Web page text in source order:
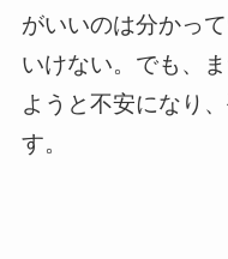
がいいのは分かっ
いけない。でも、
ようと不安になり
す。